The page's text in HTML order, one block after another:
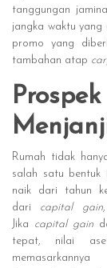
tanggungan
jangka waktu
promo yang
tambahan atap
Rumah tidak
salah satu bentuk
naik dari tahun
dari capital gain
Jika capital gain
tepat, nilai